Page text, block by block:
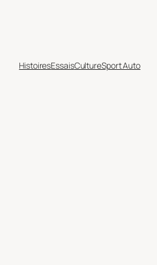
HistoiresEssaisCultureSport Auto